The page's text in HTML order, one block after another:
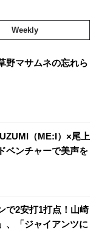
Weekly
マサムネの忘れら
（ME:I）×尾上
ベンチャーで美声を
で2安打1打点！山崎
、「ジャイアンツに